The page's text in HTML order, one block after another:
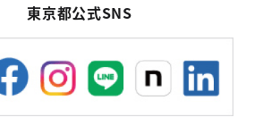
東京都公式SNS